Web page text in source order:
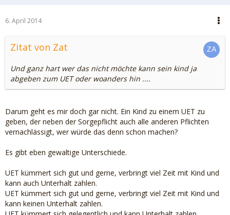
6. April 2014
Zitat von Zat
Und ganz hart wer das nicht möchte kann sein kind ja
abgeben zum UET oder woanders hin ....
Darum geht es mir doch gar nicht. Ein Kind zu einem UET zu
geben, der neben der Sorgepflicht auch alle anderen Pflichten
vernachlässigt, wer würde das denn schon machen?
Es gibt eben gewaltige Unterschiede.
UET kümmert sich gut und gerne, verbringt viel Zeit mit Kind und
kann auch Unterhalt zahlen.
UET kümmert sich gut und gerne, verbringt viel Zeit mit Kind und
kann keinen Unterhalt zahlen.